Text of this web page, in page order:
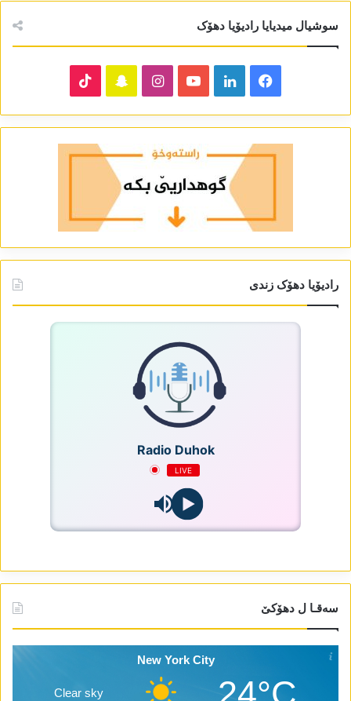
سوشیال میدیایا رادیۆیا دھۆک
Facebook
LinkedIn
YouTube
Instagram
Snapchat
رادیۆیا دھۆک زندی
Radio Duhok
LIVE
سەقـا ل دھۆکێ
New York City
Clear sky